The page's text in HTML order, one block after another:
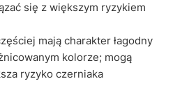
się z większym ryzykiem
mają charakter łagodny
kolorze; mogą
ryzyko czerniaka